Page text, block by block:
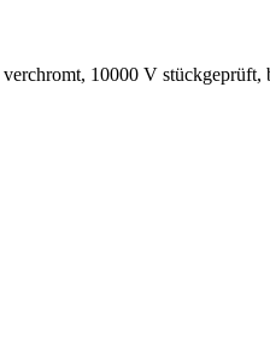
10000 V